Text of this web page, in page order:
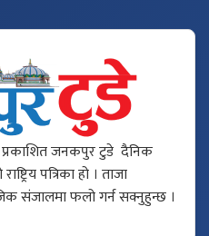
प्रकाशित जनकपुर टुडे दैनिक
पत्रिका हो । ताजा
संजालमा फलो गर्न सक्नुहुन्छ ।